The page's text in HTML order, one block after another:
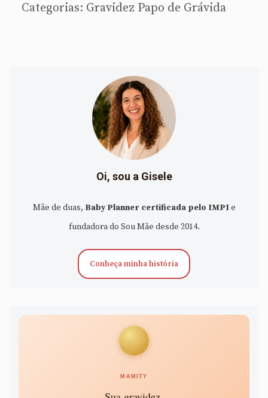
Categorias: Gravidez Papo de Grávida
Oi, sou a Gisele
Mãe de duas, Baby Planner certificada pelo IMPIe
fundadora do Sou Mãe desde 2014.
Conheça minha história
MAMITY